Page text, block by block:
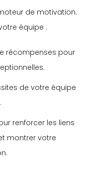
de motivation.
équipe :
récompenses pour
de votre équipe
renforcer les liens
montrer votre